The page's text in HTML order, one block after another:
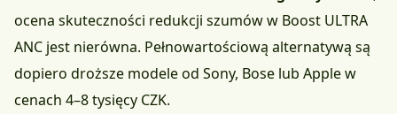
ocena skuteczności redukcji szumów w Boost ULTRA
ANC jest nierówna. Pełnowartościową alternatywą są
dopiero droższe modele od Sony, Bose lub Apple w
cenach 4–8 tysięcy CZK.